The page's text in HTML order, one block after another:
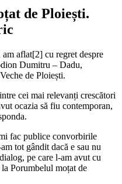
de Ploiești.
aflat[2] cu regret despre
Dumitru – Dadu,
de Ploiești.
cei mai relevanți crescători
ocazia să fiu contemporan,
fac publice convorbirile
tot gândit dacă e sau nu
pe care l-am avut cu
Porumbelul moțat de